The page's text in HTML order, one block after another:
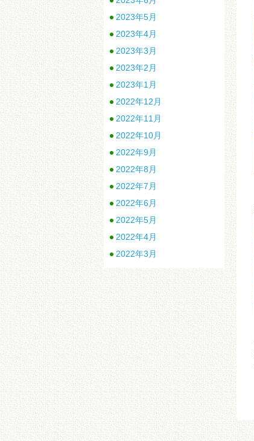
2023年5月
2023年4月
2023年3月
2023年2月
2023年1月
2022年12月
2022年11月
2022年10月
2022年9月
2022年8月
2022年7月
2022年6月
2022年5月
2022年4月
2022年3月